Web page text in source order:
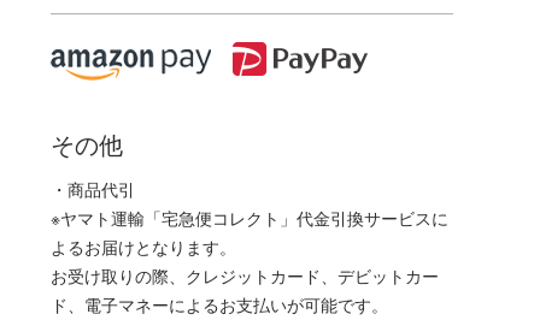
その他
・商品代引
※ヤマト運輸「宅急便コレクト」代金引換サービスに
よるお届けとなります。
お受け取りの際、クレジットカード、デビットカー
ド、電子マネーによるお支払いが可能です。